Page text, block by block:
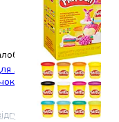
ліплення Play-
(G0522)